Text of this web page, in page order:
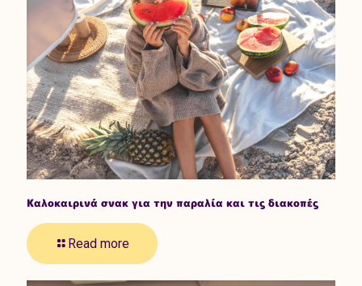
Καλοκαιρινά σνακ για την παραλία και τις διακοπές
Read more